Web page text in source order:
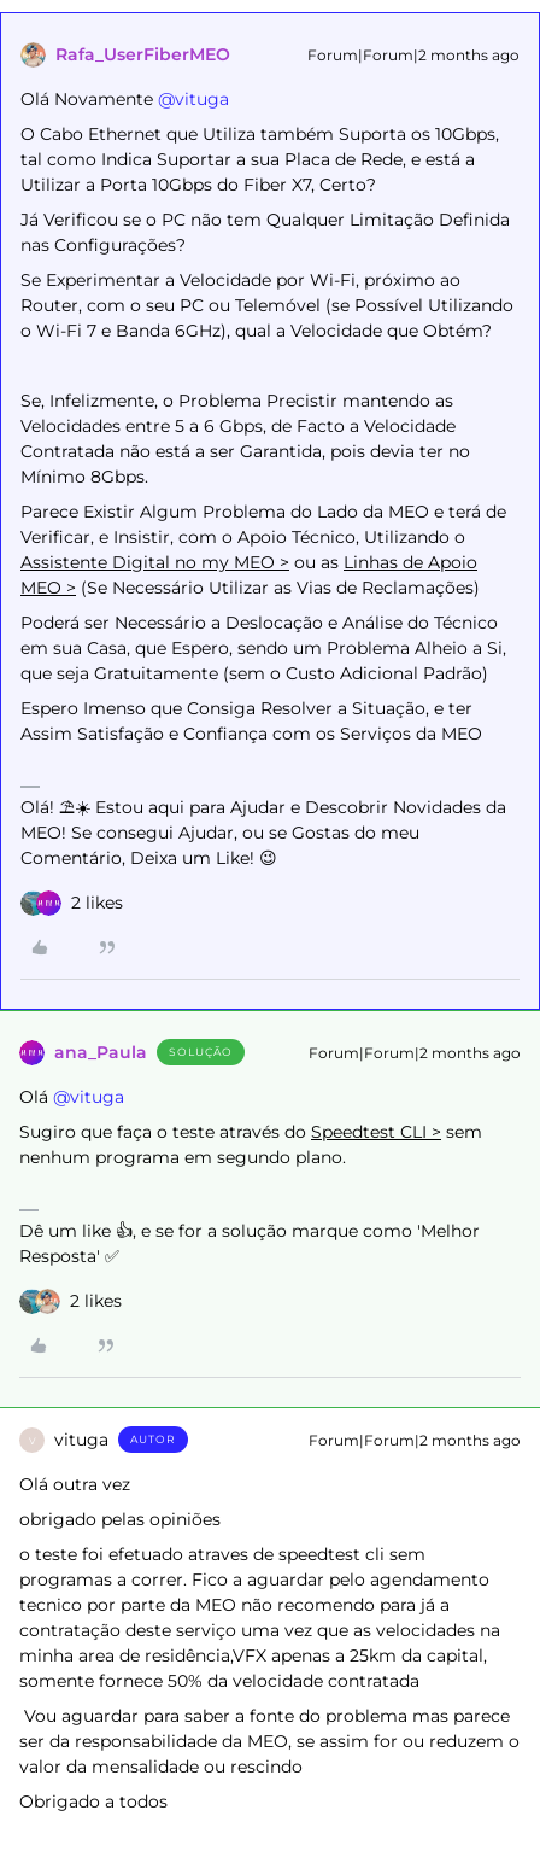
Rafa_UserFiberMEO Forum|Forum|2 months ago
Olá Novamente ​ @vituga
O Cabo Ethernet que Utiliza também Suporta os 10Gbps,
tal como Indica Suportar a sua Placa de Rede, e está a
Utilizar a Porta 10Gbps do Fiber X7, Certo?
Já Verificou se o PC não tem Qualquer Limitação Definida
nas Configurações?
Se Experimentar a Velocidade por Wi-Fi, próximo ao
Router, com o seu PC ou Telemóvel (se Possível Utilizando
o Wi-Fi 7 e Banda 6GHz), qual a Velocidade que Obtém?
Se, Infelizmente, o Problema Precistir mantendo as
Velocidades entre 5 a 6 Gbps, de Facto a Velocidade
Contratada não está a ser Garantida, pois devia ter no
Mínimo 8Gbps.
Parece Existir Algum Problema do Lado da MEO e terá de
Verificar, e Insistir, com o Apoio Técnico, Utilizando o
Assistente Digital no my MEO > ou as Linhas de Apoio
MEO > (Se Necessário Utilizar as Vias de Reclamações)
Poderá ser Necessário a Deslocação e Análise do Técnico
em sua Casa, que Espero, sendo um Problema Alheio a Si,
que seja Gratuitamente (sem o Custo Adicional Padrão)
Espero Imenso que Consiga Resolver a Situação, e ter
Assim Satisfação e Confiança com os Serviços da MEO
Olá! ⛱️☀️ Estou aqui para Ajudar e Descobrir Novidades da
MEO! Se consegui Ajudar, ou se Gostas do meu
Comentário, Deixa um Like! 😉
2 likes
ana_Paula SOLUÇÃO Forum|Forum|2 months ago
Olá ​ @vituga
Sugiro que faça o teste através do Speedtest CLI > sem
nenhum programa em segundo plano.
Dê um like 👍, e se for a solução marque como 'Melhor
Resposta' ✅
2 likes
V vituga AUTOR Forum|Forum|2 months ago
Olá outra vez
obrigado pelas opiniões
o teste foi efetuado atraves de speedtest cli sem
programas a correr. Fico a aguardar pelo agendamento
tecnico por parte da MEO não recomendo para já a
contratação deste serviço uma vez que as velocidades na
minha area de residência,VFX apenas a 25km da capital,
somente fornece 50% da velocidade contratada
Vou aguardar para saber a fonte do problema mas parece
ser da responsabilidade da MEO, se assim for ou reduzem o
valor da mensalidade ou rescindo
Obrigado a todos